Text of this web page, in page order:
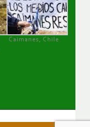
Caimanes, Chile